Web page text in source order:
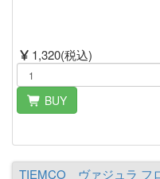
1,320(税込)
BUY